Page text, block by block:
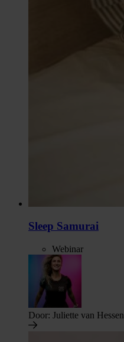
Sleep Samurai
Webinar
Door: Juliette van Hessen